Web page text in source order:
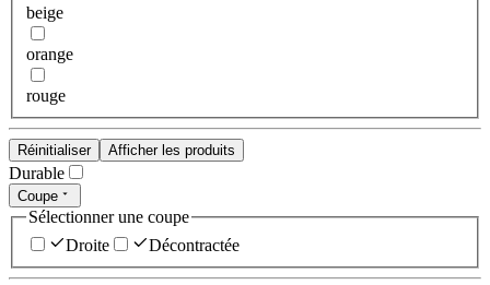
beige
orange
rouge
Réinitialiser Afficher les produits
Durable
Coupe
Sélectionner une coupe
Droite
Décontractée